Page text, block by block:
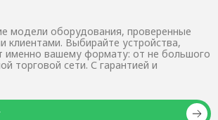
модели оборудования, проверенные
клиентами. Выбирайте устройства,
именно вашему формату: от не большого
торговой сети. С гарантией и